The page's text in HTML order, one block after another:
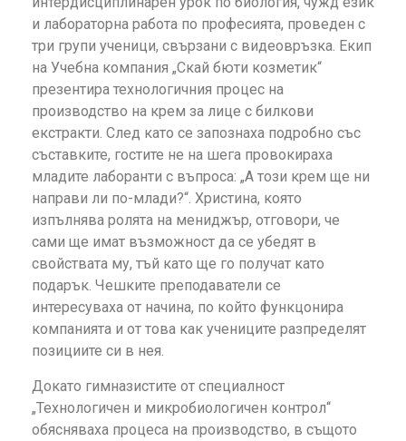
и лабораторна работа по професията, проведен с
три групи ученици, свързани с видеовръзка. Екип
на Учебна компания „Скай бюти козметик“
презентира технологичния процес на
производство на крем за лице с билкови
екстракти. След като се запознаха подробно със
съставките, гостите не на шега провокираха
младите лаборанти с въпроса: „А този крем ще ни
направи ли по-млади?“. Христина, която
изпълнява ролята на мениджър, отговори, че
сами ще имат възможност да се убедят в
свойствата му, тъй като ще го получат като
подарък. Чешките преподаватели се
интересуваха от начина, по който функцонира
компанията и от това как учениците разпределят
позициите си в нея.
Докато гимназистите от специалност
„Технологичен и микробиологичен контрол“
обясняваха процеса на производство, в същото